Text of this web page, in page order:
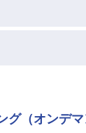
グ（オンデマ